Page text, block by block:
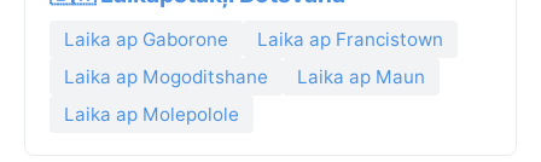
Laika ap Gaborone
Laika ap Francistown
Laika ap Mogoditshane
Laika ap Maun
Laika ap Molepolole